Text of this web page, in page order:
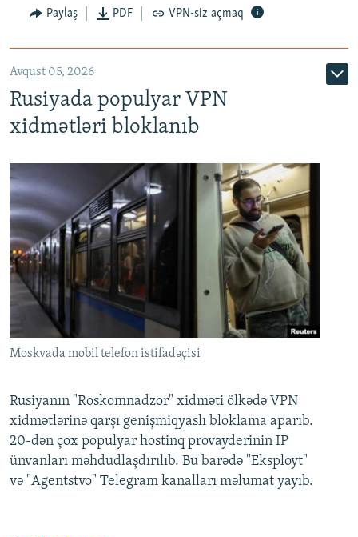
Paylaş PDF VPN-siz açmaq
Avqust 05, 2026
Rusiyada populyar VPN
xidmətləri bloklanıb
Moskvada mobil telefon istifadəçisi
Rusiyanın "Roskomnadzor" xidməti ölkədə VPN
xidmətlərinə qarşı genişmiqyaslı bloklama aparıb.
20-dən çox populyar hostinq provayderinin IP
ünvanları məhdudlaşdırılıb. Bu barədə "Eksployt"
və "Agentstvo" Telegram kanalları məlumat yayıb.